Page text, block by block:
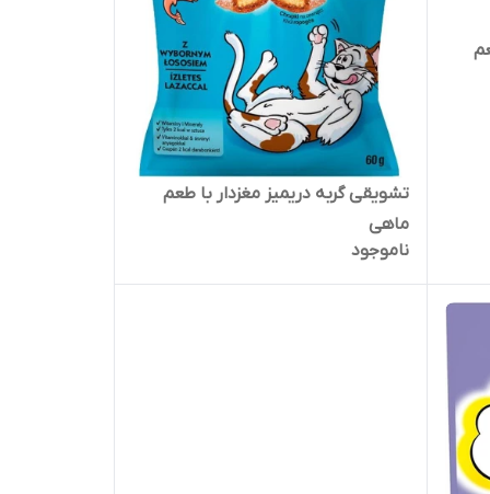
تشویقی گربه دریمیز مغزدار با طعم
ماهی
ناموجود